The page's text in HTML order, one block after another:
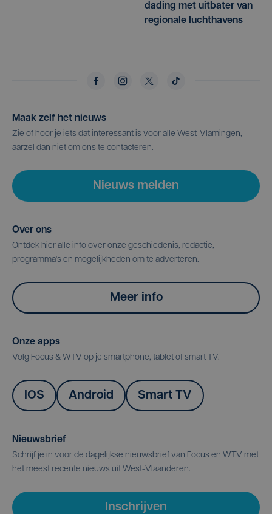
dading met uitbater van
regionale luchthavens
Maak zelf het nieuws
Zie of hoor je iets dat interessant is voor alle West-Vlamingen,
aarzel dan niet om ons te contacteren.
Nieuws melden
Over ons
Ontdek hier alle info over onze geschiedenis, redactie,
programma's en mogelijkheden om te adverteren.
Meer info
Onze apps
Volg Focus & WTV op je smartphone, tablet of smart TV.
IOS Android Smart TV
Nieuwsbrief
Schrijf je in voor de dagelijkse nieuwsbrief van Focus en WTV met
het meest recente nieuws uit West-Vlaanderen.
Inschrijven